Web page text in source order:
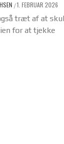
/1. FEBRUAR 2026
træt af at
for at tjekke